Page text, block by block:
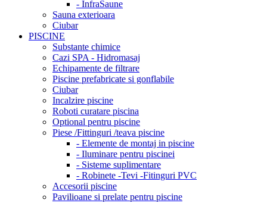
- InfraSaune
Sauna exterioara
Ciubar
PISCINE
Substante chimice
Cazi SPA - Hidromasaj
Echipamente de filtrare
Piscine prefabricate si gonflabile
Ciubar
Incalzire piscine
Roboti curatare piscina
Optional pentru piscine
Piese /Fittinguri /teava piscine
- Elemente de montaj in piscine
- Iluminare pentru piscinei
- Sisteme suplimentare
- Robinete -Tevi -Fitinguri PVC
Accesorii piscine
Pavilioane si prelate pentru piscine